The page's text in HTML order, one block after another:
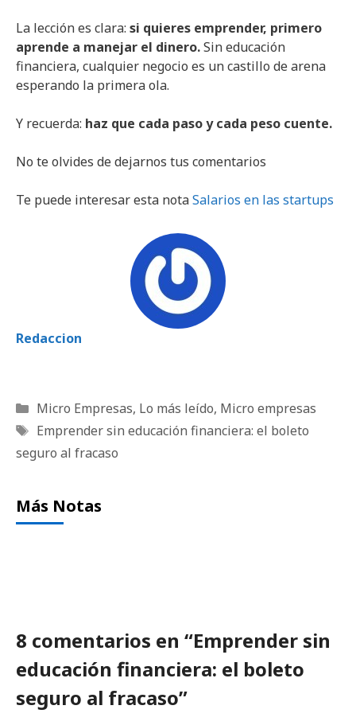
La lección es clara: si quieres emprender, primero
aprende a manejar el dinero.Sin educación
financiera, cualquier negocio es un castillo de arena
esperando la primera ola.
Y recuerda: haz que cada paso y cada peso cuente.
No te olvides de dejarnos tus comentarios
Te puede interesar esta notaSalarios en las startups
Redaccion
Categorías
Micro Empresas, Lo más leído, Micro empresas
Etiquetas
Emprender sin educación financiera: el boleto
seguro al fracaso
Más Notas
8 comentarios en “Emprender sin
educación financiera: el boleto
seguro al fracaso”